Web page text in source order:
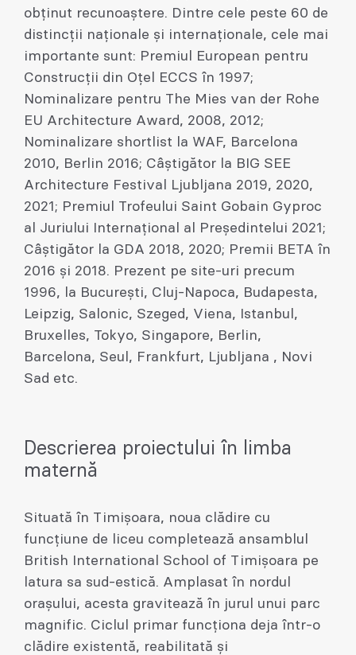
obținut recunoaștere. Dintre cele peste 60 de
distincții naționale și internaționale, cele mai
importante sunt: Premiul European pentru
Construcții din Oțel ECCS în 1997;
Nominalizare pentru The Mies van der Rohe
EU Architecture Award, 2008, 2012;
Nominalizare shortlist la WAF, Barcelona
2010, Berlin 2016; Câștigător la BIG SEE
Architecture Festival Ljubljana 2019, 2020,
2021; Premiul Trofeului Saint Gobain Gyproc
al Juriului Internațional al Președintelui 2021;
Câștigător la GDA 2018, 2020; Premii BETA în
2016 și 2018. Prezent pe site-uri precum
1996, la București, Cluj-Napoca, Budapesta,
Leipzig, Salonic, Szeged, Viena, Istanbul,
Bruxelles, Tokyo, Singapore, Berlin,
Barcelona, Seul, Frankfurt, Ljubljana , Novi
Sad etc.
Descrierea proiectului în limba
maternă
Situată în Timişoara, noua clădire cu
funcţiune de liceu completează ansamblul
British International School of Timişoara pe
latura sa sud-estică. Amplasat în nordul
oraşului, acesta gravitează în jurul unui parc
magnific. Ciclul primar funcţiona deja într-o
clădire existentă, reabilitată şi